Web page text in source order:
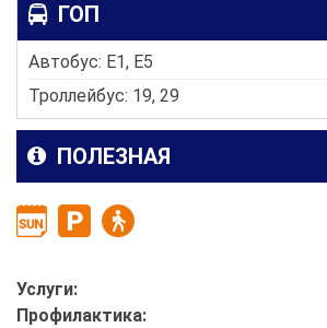
ГОП
Автобус: E1, E5
Троллейбус: 19, 29
ПОЛЕЗНАЯ
Услуги:
Профилактика: